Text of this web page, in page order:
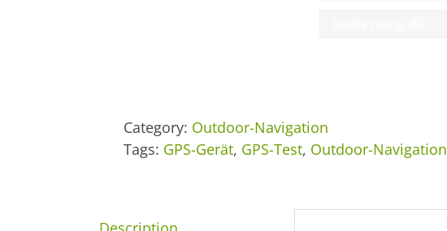
Category: Outdoor-Navigation
Tags: GPS-Gerät, GPS-Test, Outdoor-Navigation